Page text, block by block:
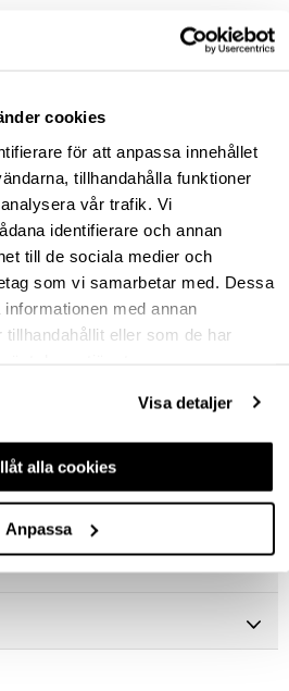
cookies
för att anpassa innehållet
tillhandahålla funktioner
vår trafik. Vi
identifierare och annan
till de sociala medier och
som vi samarbetar med. Dessa
med annan
eller som de har
Visa detaljer
alla cookies
Anpassa
Beställningsvara
Slut i lager
Slut i lager
Slut i lager